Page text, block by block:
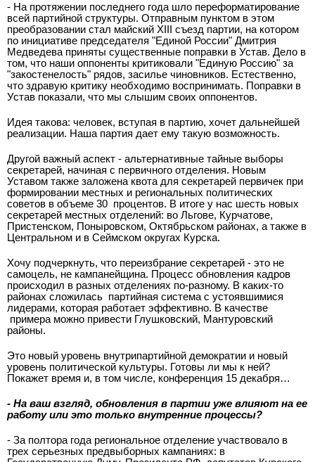
- На протяжении последнего года шло переформатирование
всей партийной структуры. Отправным пунктом в этом
преобразовании стал майский XIII съезд партии, на котором
по инициативе председателя "Единой России" Дмитрия
Медведева приняты существенные поправки в Устав. Дело в
том, что наши оппоненты критиковали "Единую Россию" за
"закостенелость" рядов, засилье чиновников. Естественно,
что здравую критику необходимо воспринимать. Поправки в
Устав показали, что мы слышим своих оппонентов.
Идея такова: человек, вступая в партию, хочет дальнейшей
реализации. Наша партия дает ему такую возможность.
Другой важный аспект - альтернативные тайные выборы
секретарей, начиная с первичного отделения. Новым
Уставом также заложена квота для секретарей первичек при
формировании местных и региональных политических
советов в объеме 30 процентов. В итоге у нас шесть новых
секретарей местных отделений: во Льгове, Курчатове,
Пристенском, Поныровском, Октябрьском районах, а также в
Центральном и в Сеймском округах Курска.
Хочу подчеркнуть, что переизбрание секретарей - это не
самоцель, не кампанейщина. Процесс обновления кадров
происходил в разных отделениях по-разному. В каких-то
районах сложилась партийная система с устоявшимися
лидерами, которая работает эффективно. В качестве
примера можно привести Глушковский, Мантуровский
районы.
Это новый уровень внутрипартийной демократии и новый
уровень политической культуры. Готовы ли мы к ней?
Покажет время и, в том числе, конференция 15 декабря…
- На ваш взгляд, обновления в партии уже влияют на ее
работу или это только внутренние процессы?
- За полтора года региональное отделение участвовало в
трех серьезных предвыборных кампаниях: в